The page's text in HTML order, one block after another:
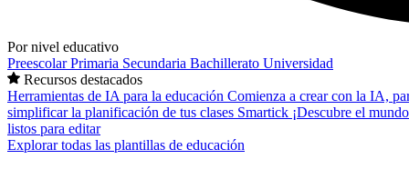
Por nivel educativo
PreescolarPrimaria Secundaria Bachillerato Universidad
Recursos destacados
Herramientas de IA para la educación Comienza a crear con la IA,
simplificar la planificación de tus clases Smartick ¡Descubre el
listos para editar
Explorar todas las plantillas de educación